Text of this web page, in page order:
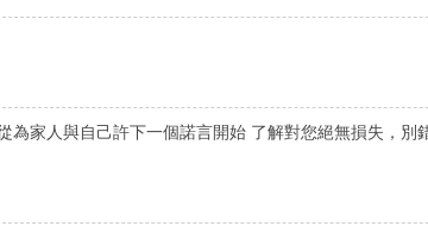
家人與自己許下一個諾言開始 了解對您絕無損失，別